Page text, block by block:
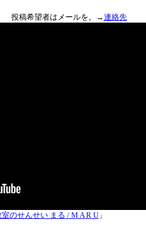
投稿希望者はメールを。→連絡先
のせんせい まる / M A R U 」